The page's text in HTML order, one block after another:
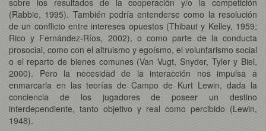
(Rabbie, 1995). También podría entenderse como la resolución
de un conflicto entre intereses opuestos (Thibaut y Kelley, 1959;
Rico y Fernández-Ríos, 2002), o como parte de la conducta
prosocial, como con el altruismo y egoísmo, el voluntarismo social
o el reparto de bienes comunes (Van Vugt, Snyder, Tyler y Biel,
2000). Pero la necesidad de la interacción nos impulsa a
enmarcarla en las teorías de Campo de Kurt Lewin, dada la
conciencia de los jugadores de poseer un destino
interdependiente, tanto objetivo y real como percibido (Lewin,
1948).